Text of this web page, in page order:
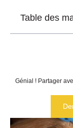
Table des
Génial ! Partager